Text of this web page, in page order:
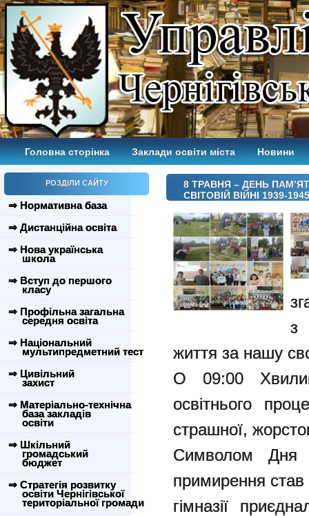
Головна сторінка Заклади освіти міста Новини
РОЗДІЛИ САЙТУ
⇒ Нормативна база
⇒ Дистанційна освіта
⇒ Нова українська
школа
⇒ Вступ до першого
класу
⇒ Профільна загальна
середня освіта
⇒ Національний
мультипредметний тест
⇒ Цивільний
захист
⇒ Матеріально-технічна
база закладів
освіти
⇒ Шкільний
громадський
бюджет
⇒ Стратегія розвитку
освіти Чернігівської
територіальної громади
8 ТРАВНЯ – ДЕНЬ
СВІТОВІЙ ВІЙНІ 1939-
з
життя за нашу
О 09:00
освітнього
страшної,
Символом Дня
примирення став
гімназії